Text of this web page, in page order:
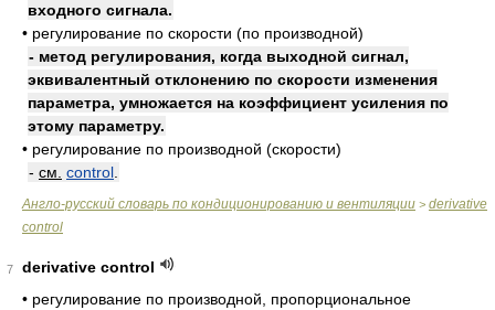
входного сигнала.
• регулирование по скорости (по производной)
- метод регулирования, когда выходной сигнал,
эквивалентный отклонению по скорости изменения
параметра, умножается на коэффициент усиления по
этому параметру.
• регулирование по производной (скорости)
- см. control
Англо-русский словарь по кондиционированию и вентиляции > derivative
control
7
derivative control
• регулирование по производной, пропорциональное